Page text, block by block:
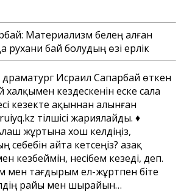
Материализм белең алған
рухани бай болудың өзі ерлік
драматург Исраил Сапарбай өткен
кездескенін еске сала
кезекте ақыннан алынған
тілшісі жариялайды. ♦
жұртына хош келдіңіз,
айта кетсеңіз? Қазақ
кезбеймін, несібем кезеді, деп.
мен тағдырым ел-жұртпен біте
райы мен шырайын…